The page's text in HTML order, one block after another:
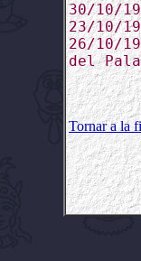
30/10/
23/10/
26/10/
del
Tornar a la